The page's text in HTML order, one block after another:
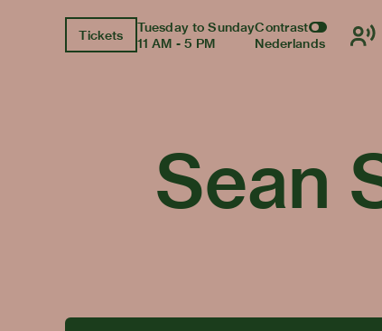
Tickets
Tuesday to Sunday
11 AM - 5 PM
Contrast
Nederlands
Sean